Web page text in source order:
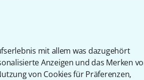
mit allem was dazugehört
Anzeigen und das Merken
von Cookies für Präferenzen,